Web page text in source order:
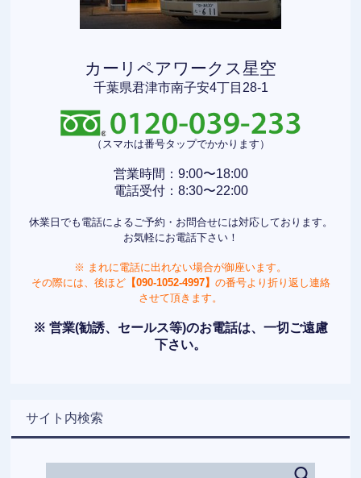
カーリペアワークス星空
千葉県君津市南子安4丁目28-1
（スマホは番号タップでかかります）
営業時間：9:00〜18:00
電話受付：8:30〜22:00
休業日でも電話によるご予約・お問合せには対応しております。
お気軽にお電話下さい！
※ まれに電話に出れない場合が御座います。
その際には、後ほど【090-1052-4997】 の番号より折り返し連絡
させて頂きます。
※ 営業(勧誘、セールス等)のお電話は、一切ご遠慮
下さい。
サイト内検索